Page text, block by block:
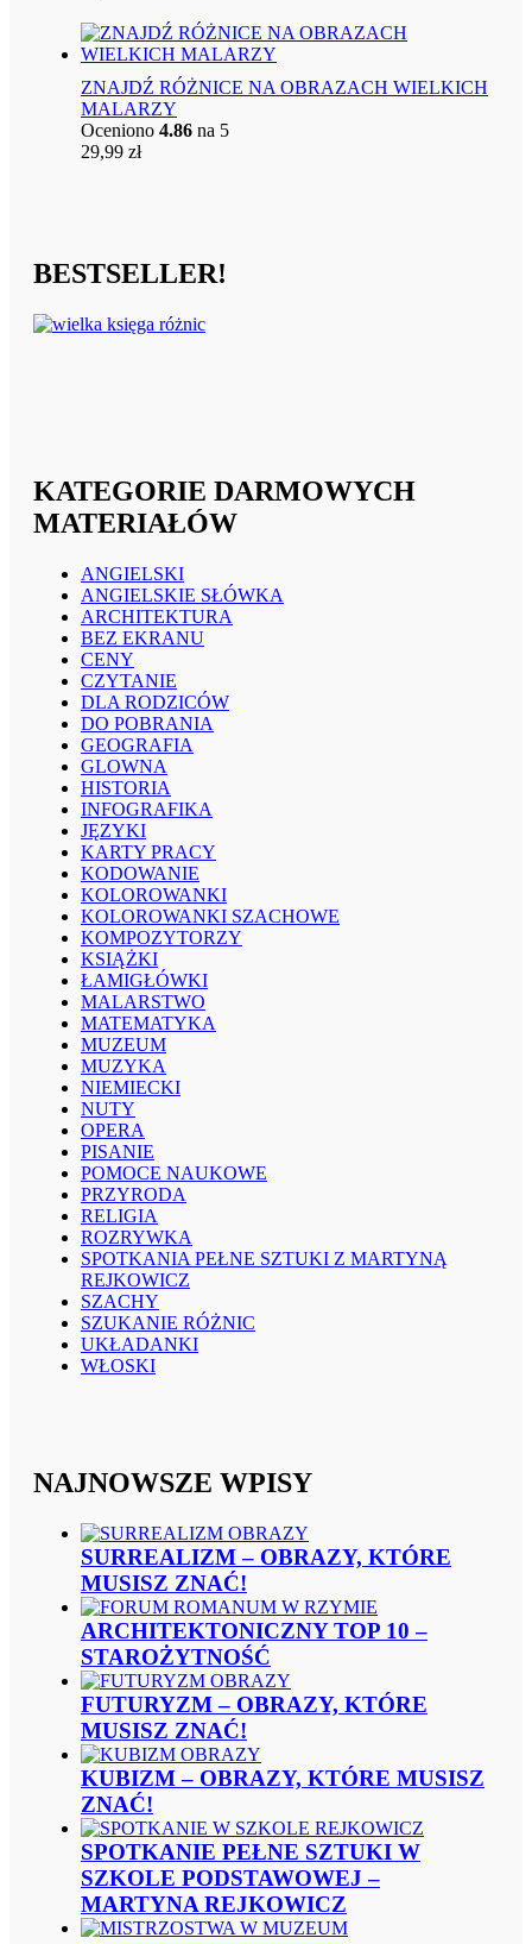
ZNAJDŹ RÓŻNICE NA OBRAZACH WIELKICH
MALARZY
Oceniono 4.86 na 5
29,99 zł
BESTSELLER!
KATEGORIE DARMOWYCH
MATERIAŁÓW
ANGIELSKI
ANGIELSKIE SŁÓWKA
ARCHITEKTURA
BEZ EKRANU
CENY
CZYTANIE
DLA RODZICÓW
DO POBRANIA
GEOGRAFIA
GLOWNA
HISTORIA
INFOGRAFIKA
JĘZYKI
KARTY PRACY
KODOWANIE
KOLOROWANKI
KOLOROWANKI SZACHOWE
KOMPOZYTORZY
KSIĄŻKI
ŁAMIGŁÓWKI
MALARSTWO
MATEMATYKA
MUZEUM
MUZYKA
NIEMIECKI
NUTY
OPERA
PISANIE
POMOCE NAUKOWE
PRZYRODA
RELIGIA
ROZRYWKA
SPOTKANIA PEŁNE SZTUKI Z MARTYNĄ
REJKOWICZ
SZACHY
SZUKANIE RÓŻNIC
UKŁADANKI
WŁOSKI
NAJNOWSZE WPISY
SURREALIZM – OBRAZY, KTÓRE
MUSISZ ZNAĆ!
ARCHITEKTONICZNY TOP 10 –
STAROŻYTNOŚĆ
FUTURYZM – OBRAZY, KTÓRE
MUSISZ ZNAĆ!
KUBIZM – OBRAZY, KTÓRE MUSISZ
ZNAĆ!
SPOTKANIE PEŁNE SZTUKI W
SZKOLE PODSTAWOWEJ –
MARTYNA REJKOWICZ